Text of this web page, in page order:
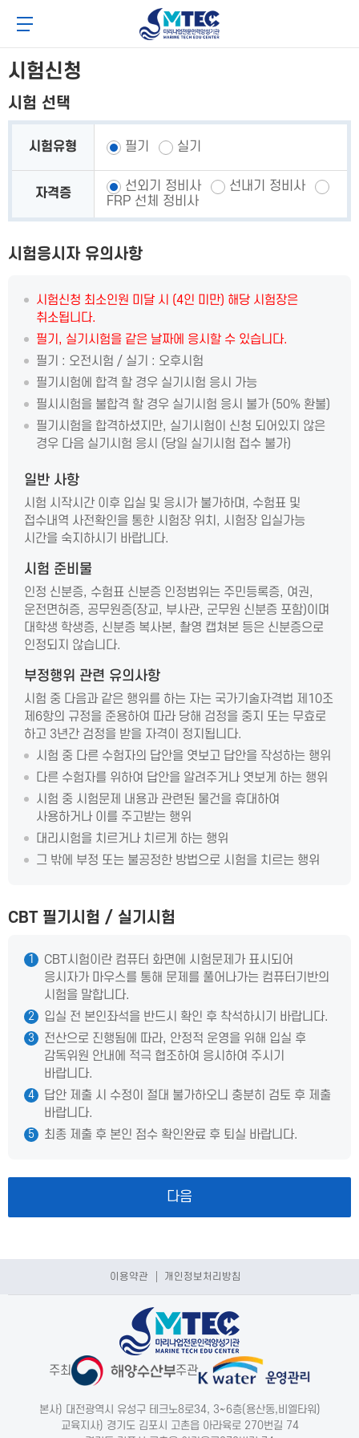
로
기
로
기
메뉴 버튼
4CSoft
시험신청
시험 선택
시험유형 필기 실기
자격증 선외기 정비사
선내기 정비사
FRP 선체 정비사
시험응시자 유의사항
시험신청 최소인원 미달 시 (4인 미만) 해당 시험장은
취소됩니다.
필기, 실기시험을 같은 날짜에 응시할 수 있습니다.
필기 : 오전시험 / 실기 : 오후시험
필기시험에 합격 할 경우 실기시험 응시 가능
필시시험을 불합격 할 경우 실기시험 응시 불가 (50% 환불)
필기시험을 합격하셨지만, 실기시험이 신청 되어있지 않은
경우 다음 실기시험 응시 (당일 실기시험 접수 불가)
일반 사항
시험 시작시간 이후 입실 및 응시가 불가하며, 수험표 및
접수내역 사전확인을 통한 시험장 위치, 시험장 입실가능
시간을 숙지하시기 바랍니다.
시험 준비물
인정 신분증, 수험표 신분증 인정범위는 주민등록증, 여권,
운전면허증, 공무원증(장교, 부사관, 군무원 신분증 포함)이며
대학생 학생증, 신분증 복사본, 촬영 캡쳐본 등은 신분증으로
인정되지 않습니다.
부정행위 관련 유의사항
시험 중 다음과 같은 행위를 하는 자는 국가기술자격법 제10조
제6항의 규정을 준용하여 따라 당해 검정을 중지 또는 무효로
하고 3년간 검정을 받을 자격이 정지됩니다.
시험 중 다른 수험자의 답안을 엿보고 답안을 작성하는 행위
다른 수험자를 위하여 답안을 알려주거나 엿보게 하는 행위
시험 중 시험문제 내용과 관련된 물건을 휴대하여
사용하거나 이를 주고받는 행위
대리시험을 치르거나 치르게 하는 행위
그 밖에 부정 또는 불공정한 방법으로 시험을 치르는 행위
CBT 필기시험 / 실기시험
1
CBT시험이란 컴퓨터 화면에 시험문제가 표시되어
응시자가 마우스를 통해 문제를 풀어나가는 컴퓨터기반의
시험을 말합니다.
2 입실 전 본인좌석을 반드시 확인 후 착석하시기 바랍니다.
3
전산으로 진행됨에 따라, 안정적 운영을 위해 입실 후
감독위원 안내에 적극 협조하여 응시하여 주시기
바랍니다.
4
답안 제출 시 수정이 절대 불가하오니 충분히 검토 후 제출
바랍니다.
5 최종 제출 후 본인 점수 확인완료 후 퇴실 바랍니다.
다음
이용약관 개인정보처리방침
주최 주관
본사) 대전광역시 유성구 테크노8로34, 3~6층(용산동,비엘타워)
교육지사) 경기도 김포시 고촌읍 아라육로 270번길 74